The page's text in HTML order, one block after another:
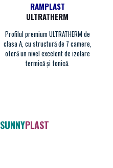
RAMPLAST
ULTRATHERM
Profilul premium ULTRATHERM de
clasa A, cu structură de 7 camere,
oferă un nivel excelent de izolare
termică și fonică.
SUNNYPLAST